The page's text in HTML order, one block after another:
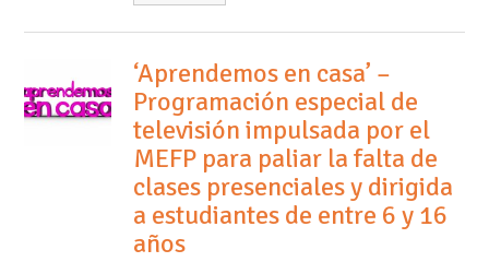
‘Aprendemos en casa’ –
Programación especial de
televisión impulsada por el
MEFP para paliar la falta de
clases presenciales y dirigida
a estudiantes de entre 6 y 16
años